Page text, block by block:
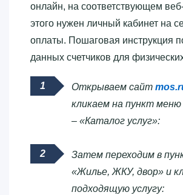
онлайн, на соответствующем
этого нужен личный кабинет на
оплаты. Пошаговая инструкция
данных счетчиков для
Открываем сайт
кликаем на пункт меню
– «Каталог услуг»:
Затем переходим в
«Жилье, ЖКУ, двор» и
подходящую услугу: